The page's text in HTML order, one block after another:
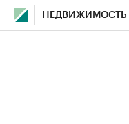
НЕДВИЖИМОСТЬ